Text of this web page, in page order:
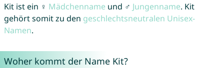
Kit ist ein ♀ Mädchenname und ♂ Jungenname. Kit
gehört somit zu den geschlechtsneutralen Unisex-
Namen.
Woher kommt der Name Kit?